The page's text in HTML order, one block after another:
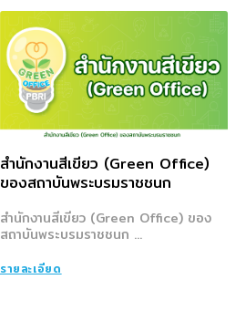
สำนักงานสีเขียว (Green Office)
ของสถาบันพระบรมราชชนก
สำนักงานสีเขียว (Green Office) ของ
สถาบันพระบรมราชชนก ...
รายละเอียด